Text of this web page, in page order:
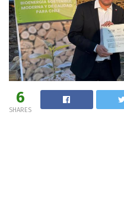
6
SHARES